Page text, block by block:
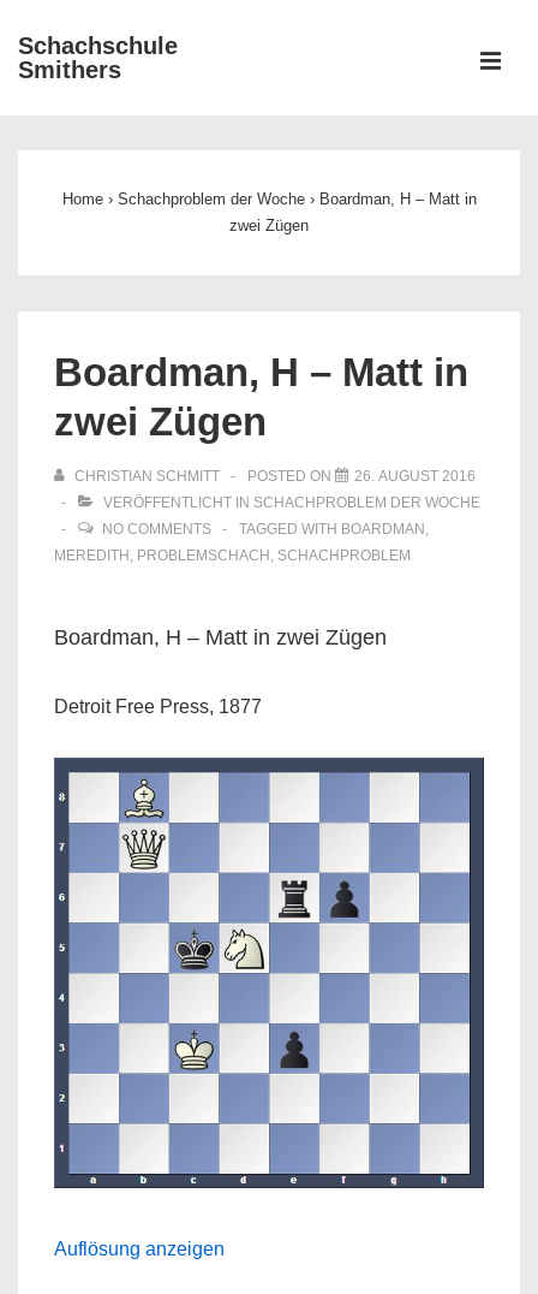
Zum
Inhalt
Schachschule
Smithers
Home › Schachproblem der Woche › Boardman, H – Matt in
zwei Zügen
Boardman, H – Matt in
zwei Zügen
CHRISTIAN SCHMITT POSTED ON
26. AUGUST 2016
VERÖFFENTLICHT IN SCHACHPROBLEM DER WOCHE
NO COMMENTS
TAGGED WITH BOARDMAN ,
MEREDITH , PROBLEMSCHACH , SCHACHPROBLEM
Boardman, H – Matt in zwei Zügen
Detroit Free Press, 1877
Auflösung anzeigen